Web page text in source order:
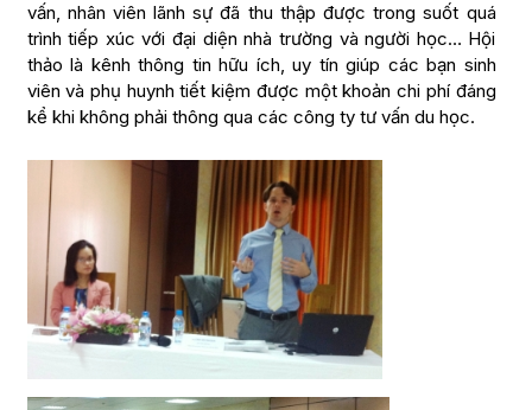
vấn, nhân viên lãnh sự đã thu thập được trong suốt quá
trình tiếp xúc với đại diện nhà trường và người học… Hội
thảo là kênh thông tin hữu ích, uy tín giúp các bạn sinh
viên và phụ huynh tiết kiệm được một khoản chi phí đáng
kể khi không phải thông qua các công ty tư vấn du học.